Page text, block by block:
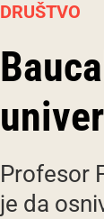
DRUŠTVO
Profesor
je da